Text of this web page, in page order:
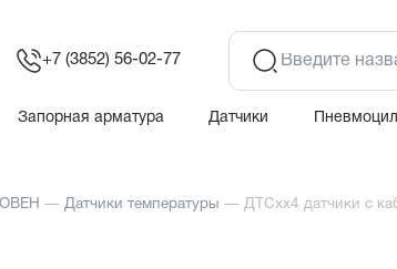
+7 (3852) 56-02-77
Запорная арматура Датчики
ОВЕН — Датчики температуры — ДТСхх4 датчики с